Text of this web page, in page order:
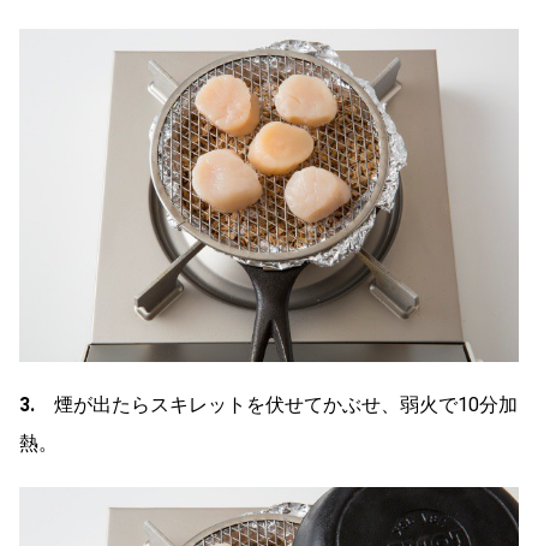
3. 煙が出たらスキレットを伏せてかぶせ、弱火で10分加
熱。